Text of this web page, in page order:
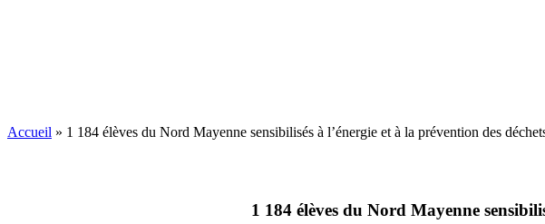
Accueil » 1 184 élèves du Nord Mayenne sensibilisés à l’énergie et à la prévention des
1 184 élèves du Nord Mayenne